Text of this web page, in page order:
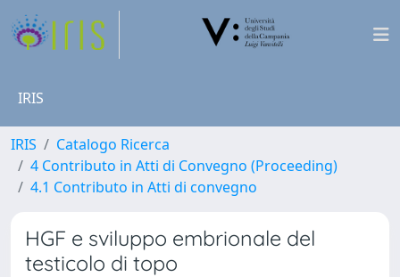
IRIS
IRIS
Catalogo Ricerca
4 Contributo in Atti di Convegno (Proceeding)
4.1 Contributo in Atti di convegno
HGF e sviluppo embrionale del
testicolo di topo